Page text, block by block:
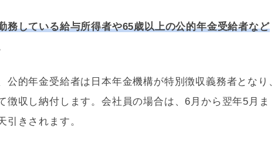
務している給与所得者や65歳以上の公的年金受給者など
公的年金受給者は日本年金機構が特別徴収義務者となり、
徴収し納付します。会社員の場合は、6月から翌年5月ま
引きされます。